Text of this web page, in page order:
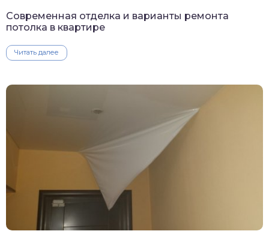
Современная отделка и варианты ремонта
потолка в квартире
Читать далее